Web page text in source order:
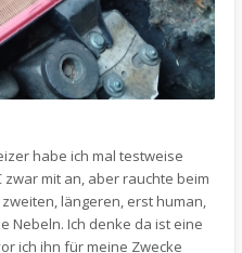
habe ich mal testweise
zwar mit an, aber rauchte beim
längeren, erst human,
Nebeln. Ich denke da ist eine
ich ihn für meine Zwecke